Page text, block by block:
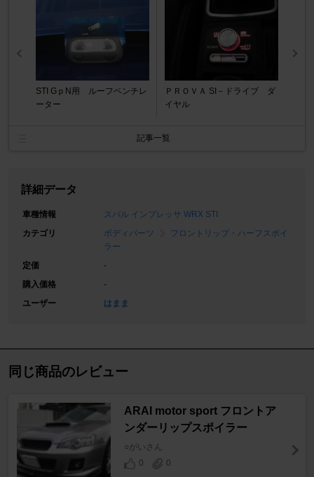
STI GｐN用 ルーフベンチレ
ーター
ＰＲＯＶＡ SI－ドライブ ダ
イヤル
記事一覧
詳細データ
車種情報
スバル インプレッサ WRX STI
カテゴリ
ボディパーツ
フロントリップ・ハーフスポイ
ラー
定価
-
購入価格
-
ユーザー
はまま
同じ商品のレビュー
ARAI motor sport フロントア
ンダーリップスポイラー
○がいさん
0
0